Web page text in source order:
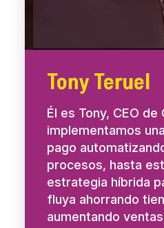
Tony Teruel
Él es Tony, CEO de
implementamos
pago
procesos, hasta
estrategia híbrida
fluya ahorrando
aumentando ventas